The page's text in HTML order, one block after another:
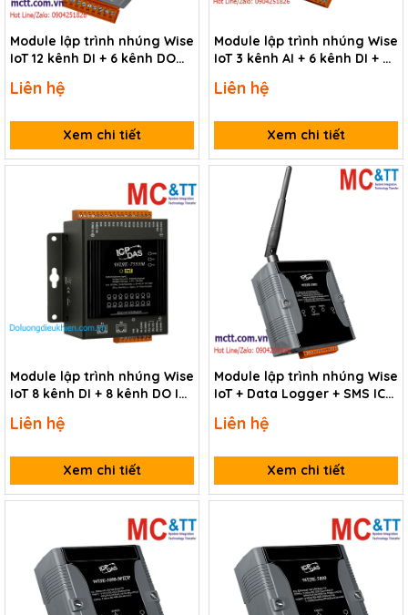
Module lập trình nhúng Wise
IoT 12 kênh DI + 6 kênh DO
Liên hệ
Xem chi tiết
Module lập trình nhúng Wise
IoT 3 kênh AI + 6 kênh DI + 3
7102 CR
Liên hệ
Xem chi tiết
Module lập trình nhúng Wise
IoT 8 kênh DI + 8 kênh DO ICP
Liên hệ
Xem chi tiết
Module lập trình nhúng Wise
IoT + Data Logger + SMS ICP
Liên hệ
Xem chi tiết